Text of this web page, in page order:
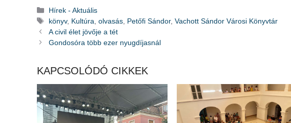
Kategória
Hírek - Aktuális
Címkék
könyv, Kultúra ,olvasás Petőfi Sándor,Vachott Sándor Városi Könyvtár
A civil élet jövője a tét
Gondosóra több ezer nyugdíjasnál
KAPCSOLÓDÓ CIKKEK